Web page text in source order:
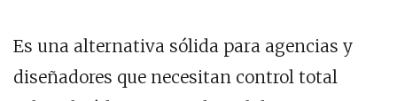
Es una alternativa sólida para agencias y
diseñadores que necesitan control total